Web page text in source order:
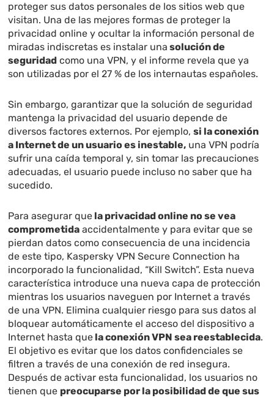
proteger sus datos personales de los sitios web que
visitan. Una de las mejores formas de proteger la
privacidad online y ocultar la información personal de
miradas indiscretas es instalar una solución de
seguridad como una VPN, y el informe revela que ya
son utilizadas por el 27 % de los internautas españoles.
Sin embargo, garantizar que la solución de seguridad
mantenga la privacidad del usuario depende de
diversos factores externos. Por ejemplo,si la conexión
a Internet de un usuario es inestable, una VPN podría
sufrir una caída temporal y, sin tomar las precauciones
adecuadas, el usuario puede incluso no saber que ha
sucedido.
Para asegurar que la privacidad online no se vea
comprometida accidentalmente y para evitar que se
pierdan datos como consecuencia de una incidencia
de este tipo, Kaspersky VPN Secure Connection ha
incorporado la funcionalidad, “Kill Switch”. Esta nueva
característica introduce una nueva capa de protección
mientras los usuarios naveguen por Internet a través
de una VPN. Elimina cualquier riesgo para sus datos al
bloquear automáticamente el acceso del dispositivo a
Internet hasta que la conexión VPN sea reestablecida.
El objetivo es evitar que los datos confidenciales se
filtren a través de una conexión de red insegura.
Después de activar esta funcionalidad, los usuarios no
tienen que preocuparse por la posibilidad de que sus